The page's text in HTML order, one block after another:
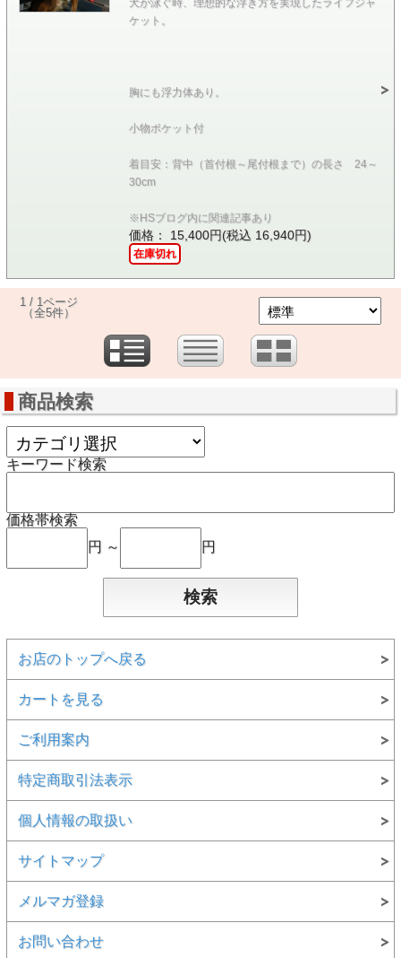
ケット。
胸にも浮力体あり。
小物ポケット付
着目安：背中（首付根～尾付根まで）の長さ 24～
30cm
※HSブログ内に関連記事あり
価格： 15,400円(税込 16,940円)
在庫切れ
1 / 1ページ
（全5件）
商品検索
キーワード検索
価格帯検索
円 ～
円
お店のトップへ戻る
カートを見る
ご利用案内
特定商取引法表示
個人情報の取扱い
サイトマップ
メルマガ登録
お問い合わせ